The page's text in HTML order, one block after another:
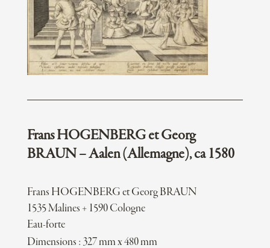
Frans HOGENBERG et Georg
BRAUN – Aalen (Allemagne), ca 1580
Frans HOGENBERG et Georg BRAUN
1535 Malines + 1590 Cologne
Eau-forte
Dimensions : 327 mm x 480 mm